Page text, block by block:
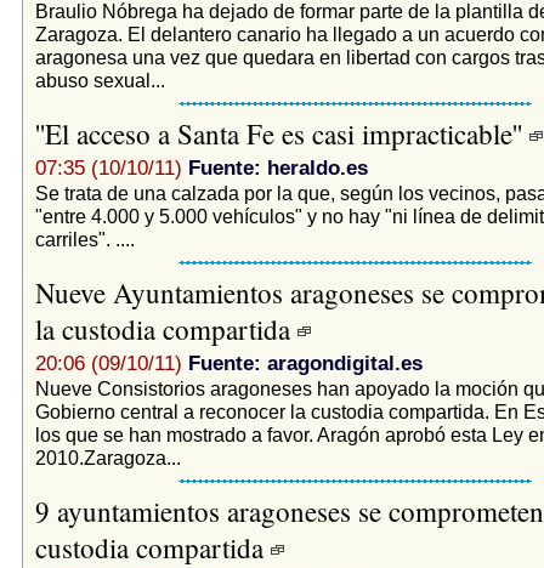
Braulio Nóbrega ha dejado de formar parte de la plantilla
Zaragoza. El delantero canario ha llegado a un acuerdo
aragonesa una vez que quedara en libertad con cargos
abuso sexual...
''El acceso a Santa Fe es casi impracticable''
07:35 (10/10/11) Fuente: heraldo.es
Se trata de una calzada por la que, según los vecinos,
"entre 4.000 y 5.000 vehículos" y no hay "ni línea de
carriles". ....
Nueve Ayuntamientos aragoneses se
la custodia compartida
20:06 (09/10/11) Fuente: aragondigital.es
Nueve Consistorios aragoneses han apoyado la moción
Gobierno central a reconocer la custodia compartida. En
los que se han mostrado a favor. Aragón aprobó esta Ley
2010.Zaragoza...
9 ayuntamientos aragoneses se
custodia compartida